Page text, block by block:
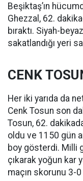
Beşiktaş’ın
Ghezzal, 62.
bıraktı. Siyah-
sakatlandığı yeri
CENK
Her iki yarıda da
Cenk Tosun son
Tosun, 62.
oldu ve 1150 gün
boy gösterdi. Milli
çıkarak yoğun kar
maçın skorunu 3-